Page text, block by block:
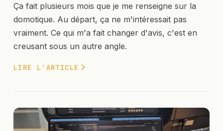
Ça fait plusieurs mois que je me renseigne sur la
domotique. Au départ, ça ne m'intéressait pas
vraiment. Ce qui m'a fait changer d'avis, c'est en
creusant sous un autre angle.
LIRE L'ARTICLE